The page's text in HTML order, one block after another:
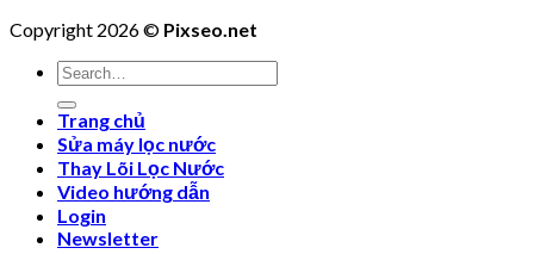
Copyright 2026 © Pixseo.net
Search
for:
Trang chủ
Sửa máy lọc nước
Thay Lõi Lọc Nước
Video hướng dẫn
Login
Newsletter